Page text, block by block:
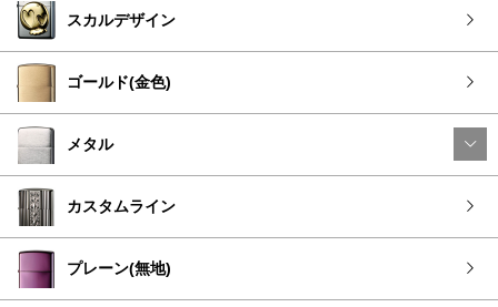
スカルデザイン
ゴールド(金色)
メタル
カスタムライン
プレーン(無地)